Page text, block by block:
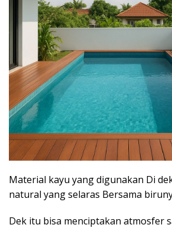
Material kayu yang digunakan Di
natural yang selaras Bersama
Dek itu bisa menciptakan atmosfer